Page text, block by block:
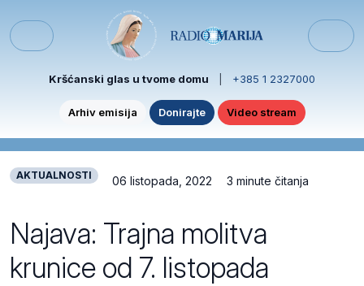
Menu
Kršćanski glas u tvome domu +385 1 2327000
Arhiv emisija Donirajte Video stream
AKTUALNOSTI 06 listopada, 2022 3 minute čitanja
Najava: Trajna molitva
krunice od 7. listopada